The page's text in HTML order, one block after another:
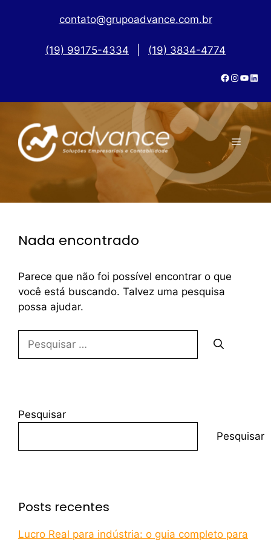
contato@grupoadvance.com.br
(19) 99175-4334 (19) 3834-4774
Nada encontrado
Parece que não foi possível encontrar o que
você está buscando. Talvez uma pesquisa
possa ajudar.
Pesquisar
Pesquisar
Posts recentes
Lucro Real para indústria: o guia completo para